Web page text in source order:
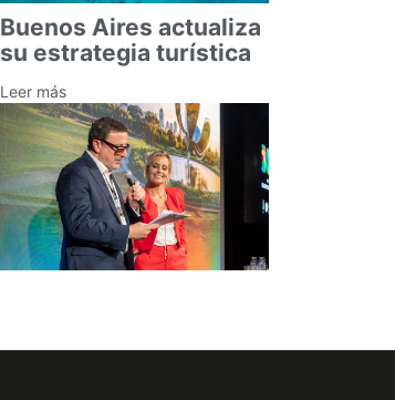
Buenos Aires actualiza
su estrategia turística
Leer más